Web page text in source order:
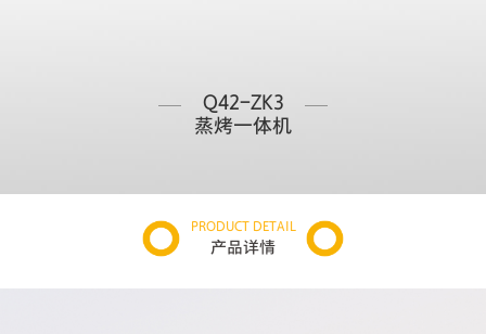
Q42-ZK3
蒸烤一体机
PRODUCT DETAIL
产品详情